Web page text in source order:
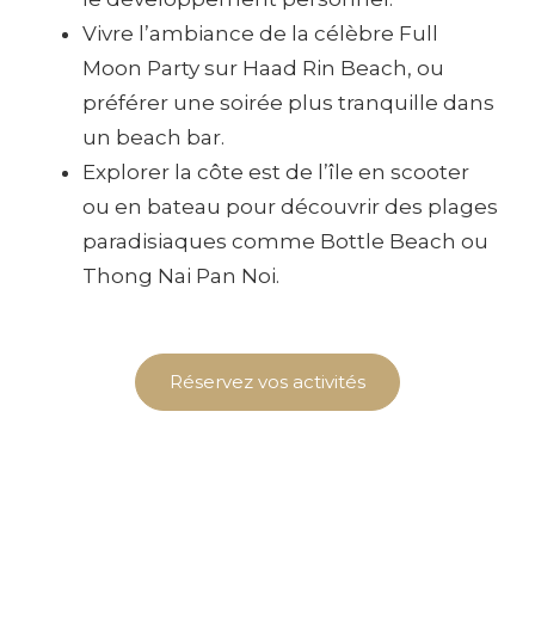
Vivre l’ambiance de la célèbre Full
Moon Party sur Haad Rin Beach, ou
préférer une soirée plus tranquille dans
un beach bar.
Explorer la côte est de l’île en scooter
ou en bateau pour découvrir des plages
paradisiaques comme Bottle Beach ou
Thong Nai Pan Noi.
Réservez vos activités